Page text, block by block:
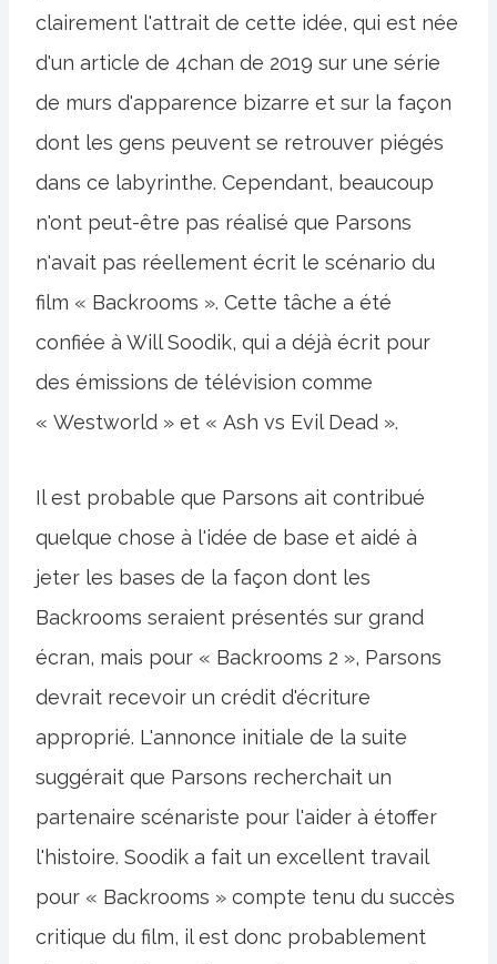
clairement l'attrait de cette idée, qui est née
d'un article de 4chan de 2019 sur une série
de murs d'apparence bizarre et sur la façon
dont les gens peuvent se retrouver piégés
dans ce labyrinthe. Cependant, beaucoup
n'ont peut-être pas réalisé que Parsons
n'avait pas réellement écrit le scénario du
film « Backrooms ». Cette tâche a été
confiée à Will Soodik, qui a déjà écrit pour
des émissions de télévision comme
« Westworld » et « Ash vs Evil Dead ».
Il est probable que Parsons ait contribué
quelque chose à l'idée de base et aidé à
jeter les bases de la façon dont les
Backrooms seraient présentés sur grand
écran, mais pour « Backrooms 2 », Parsons
devrait recevoir un crédit d'écriture
approprié. L'annonce initiale de la suite
suggérait que Parsons recherchait un
partenaire scénariste pour l'aider à étoffer
l'histoire. Soodik a fait un excellent travail
pour « Backrooms » compte tenu du succès
critique du film, il est donc probablement